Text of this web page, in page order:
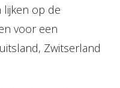
lijken op de
voor een
Zwitserland